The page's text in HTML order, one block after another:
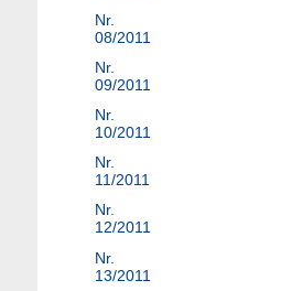
Nr.
08/2011
Nr.
09/2011
Nr.
10/2011
Nr.
11/2011
Nr.
12/2011
Nr.
13/2011